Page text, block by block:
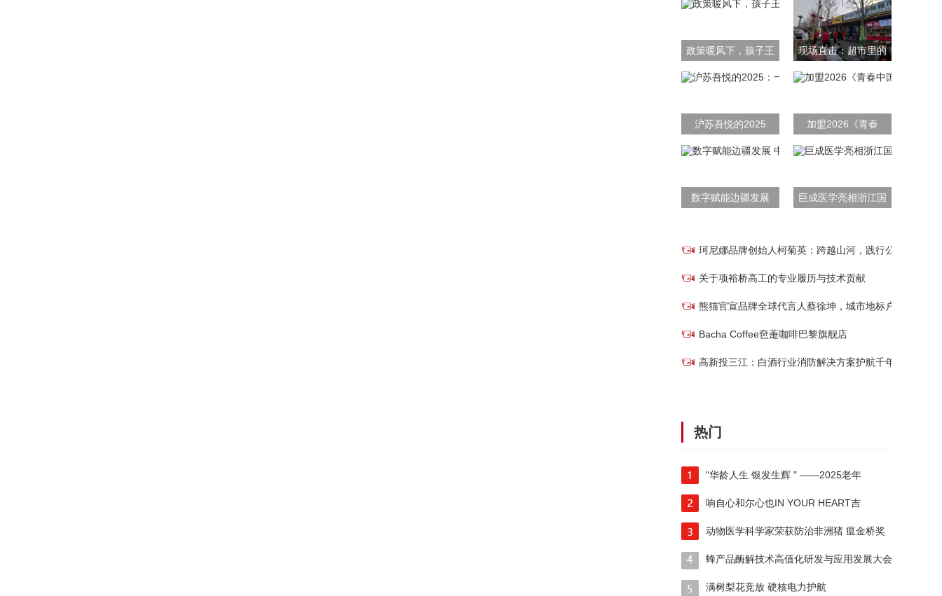
政策暖风下，孩子王 现场直击：超市里的
沪苏吾悦的2025 加盟2026《青春
数字赋能边疆发展 巨成医学亮相浙江国
珂尼娜品牌创始人柯菊英：跨越山河，践行公益
关于项裕桥高工的专业履历与技术贡献
熊猫官宣品牌全球代言人蔡徐坤，城市地标户外
Bacha Coffee夿萐咖啡巴黎旗舰店
高新投三江：白酒行业消防解决方案护航千年酒
热门
"华龄人生 银发生辉 " ——2025老年
响自心和尔心也IN YOUR HEART吉
动物医学科学家荣获防治非洲猪 瘟金桥奖
蜂产品酶解技术高值化研发与应用发展大会在京
满树梨花竞放 硬核电力护航